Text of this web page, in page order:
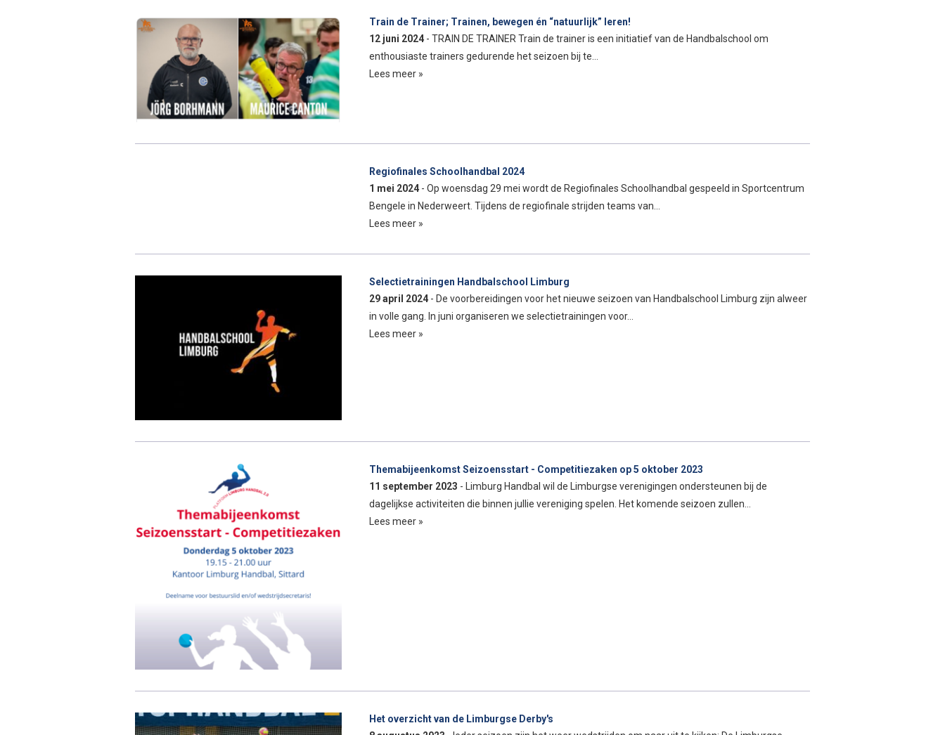
Train de Trainer; Trainen, bewegen én “natuurlijk” leren!
12 juni 2024 - TRAIN DE TRAINER Train de trainer is een initiatief van de Handbalschool om
enthousiaste trainers gedurende het seizoen bij te…
Lees meer »
Regiofinales Schoolhandbal 2024
1 mei 2024 - Op woensdag 29 mei wordt de Regiofinales Schoolhandbal gespeeld in Sportcentrum
Bengele in Nederweert. Tijdens de regiofinale strijden teams van…
Lees meer »
Selectietrainingen Handbalschool Limburg
29 april 2024 - De voorbereidingen voor het nieuwe seizoen van Handbalschool Limburg zijn alweer
in volle gang. In juni organiseren we selectietrainingen voor…
Lees meer »
Themabijeenkomst Seizoensstart - Competitiezaken op 5 oktober 2023
11 september 2023 - Limburg Handbal wil de Limburgse verenigingen ondersteunen bij de
dagelijkse activiteiten die binnen jullie vereniging spelen. Het komende seizoen zullen…
Lees meer »
Het overzicht van de Limburgse Derby's